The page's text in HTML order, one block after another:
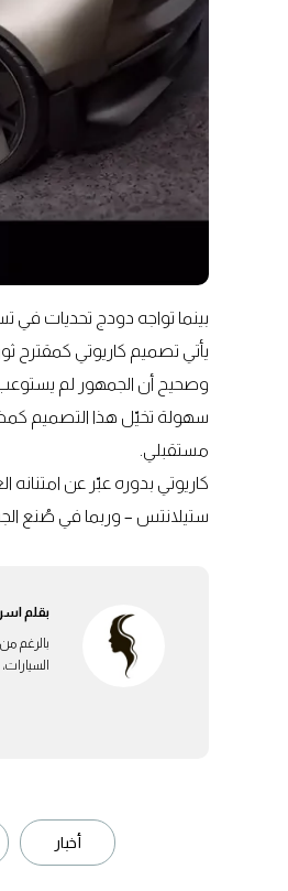
يأتي تصميم كاريوتي كمقترح
وصحيح أن الجمهور لم يستوعب
مستقبلي.
كاريوتي بدوره عبّر عن
ستيلانتس – وربما في صُنع
بقلم
بالرغم
أخبار